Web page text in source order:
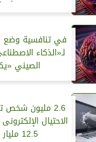
في تنافسية وضع
لـ«الذكاء
الصيني
2.6 مليون شخص
الاحتيال
12.5 مليار دولار